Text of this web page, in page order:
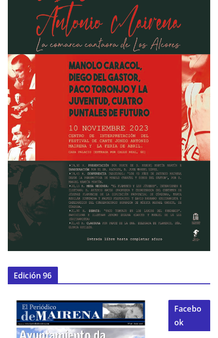
Edición 96
Facebo
ok